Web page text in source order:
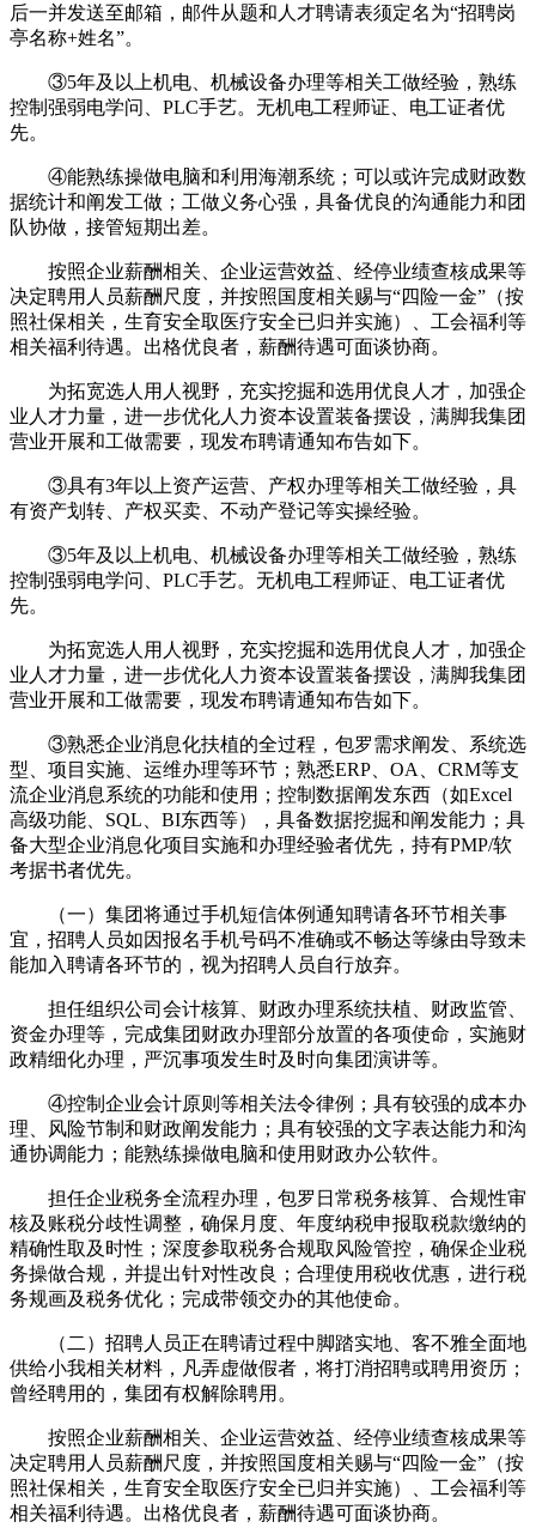
后一并发送至邮箱，邮件从题和人才聘请表须定名为“招聘岗
亭名称+姓名”。
③5年及以上机电、机械设备办理等相关工做经验，熟练
控制强弱电学问、PLC手艺。无机电工程师证、电工证者优
先。
④能熟练操做电脑和利用海潮系统；可以或许完成财政数
据统计和阐发工做；工做义务心强，具备优良的沟通能力和团
队协做，接管短期出差。
按照企业薪酬相关、企业运营效益、经停业绩查核成果等
决定聘用人员薪酬尺度，并按照国度相关赐与“四险一金”（按
照社保相关，生育安全取医疗安全已归并实施）、工会福利等
相关福利待遇。出格优良者，薪酬待遇可面谈协商。
为拓宽选人用人视野，充实挖掘和选用优良人才，加强企
业人才力量，进一步优化人力资本设置装备摆设，满脚我集团
营业开展和工做需要，现发布聘请通知布告如下。
③具有3年以上资产运营、产权办理等相关工做经验，具
有资产划转、产权买卖、不动产登记等实操经验。
③5年及以上机电、机械设备办理等相关工做经验，熟练
控制强弱电学问、PLC手艺。无机电工程师证、电工证者优
先。
为拓宽选人用人视野，充实挖掘和选用优良人才，加强企
业人才力量，进一步优化人力资本设置装备摆设，满脚我集团
营业开展和工做需要，现发布聘请通知布告如下。
③熟悉企业消息化扶植的全过程，包罗需求阐发、系统选
型、项目实施、运维办理等环节；熟悉ERP、OA、CRM等支
流企业消息系统的功能和使用；控制数据阐发东西（如Excel
高级功能、SQL、BI东西等），具备数据挖掘和阐发能力；具
备大型企业消息化项目实施和办理经验者优先，持有PMP/软
考据书者优先。
（一）集团将通过手机短信体例通知聘请各环节相关事
宜，招聘人员如因报名手机号码不准确或不畅达等缘由导致未
能加入聘请各环节的，视为招聘人员自行放弃。
担任组织公司会计核算、财政办理系统扶植、财政监管、
资金办理等，完成集团财政办理部分放置的各项使命，实施财
政精细化办理，严沉事项发生时及时向集团演讲等。
④控制企业会计原则等相关法令律例；具有较强的成本办
理、风险节制和财政阐发能力；具有较强的文字表达能力和沟
通协调能力；能熟练操做电脑和使用财政办公软件。
担任企业税务全流程办理，包罗日常税务核算、合规性审
核及账税分歧性调整，确保月度、年度纳税申报取税款缴纳的
精确性取及时性；深度参取税务合规取风险管控，确保企业税
务操做合规，并提出针对性改良；合理使用税收优惠，进行税
务规画及税务优化；完成带领交办的其他使命。
（二）招聘人员正在聘请过程中脚踏实地、客不雅全面地
供给小我相关材料，凡弄虚做假者，将打消招聘或聘用资历；
曾经聘用的，集团有权解除聘用。
按照企业薪酬相关、企业运营效益、经停业绩查核成果等
决定聘用人员薪酬尺度，并按照国度相关赐与“四险一金”（按
照社保相关，生育安全取医疗安全已归并实施）、工会福利等
相关福利待遇。出格优良者，薪酬待遇可面谈协商。